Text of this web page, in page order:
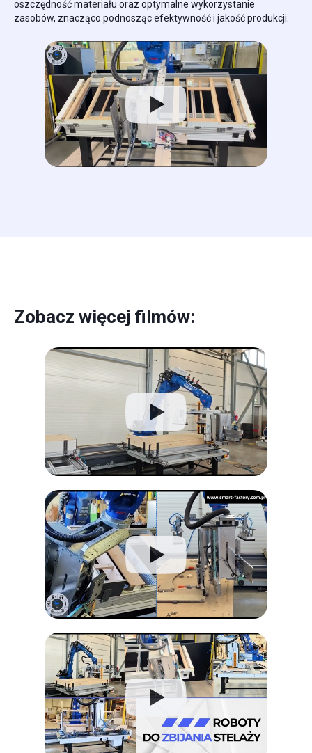
oszczędność materiału oraz optymalne wykorzystanie
zasobów, znacząco podnosząc efektywność i jakość produkcji.
Zobacz więcej filmów: